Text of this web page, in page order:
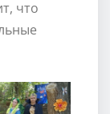
что